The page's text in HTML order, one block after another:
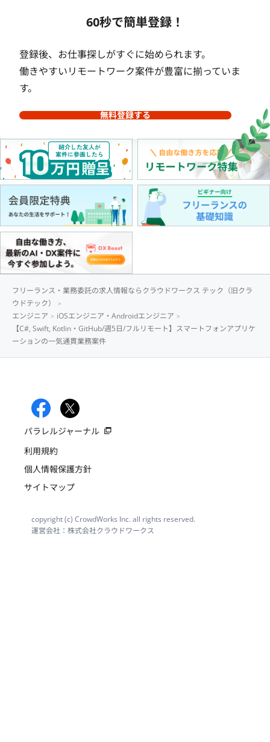
60秒で簡単登録！
登録後、お仕事探しがすぐに始められます。
働きやすいリモートワーク案件が豊富に揃っていま
す。
無料登録する
フリーランス・業務委託の求人情報ならクラウドワークス テック（旧クラ
ウドテック）
エンジニア
iOSエンジニア・Androidエンジニア
【C#, Swift, Kotlin・GitHub/週5日/フルリモート】スマートフォンアプリケ
ーションの一気通貫業務案件
パラレルジャーナル
利用規約
個人情報保護方針
サイトマップ
copyright (c) CrowdWorks Inc. all rights reserved.
運営会社：株式会社クラウドワークス